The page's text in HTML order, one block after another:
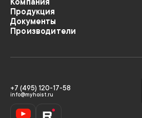
+7 (495) 120-17-58
info@myhoist.ru
Компания
Продукция
Документы
Производители